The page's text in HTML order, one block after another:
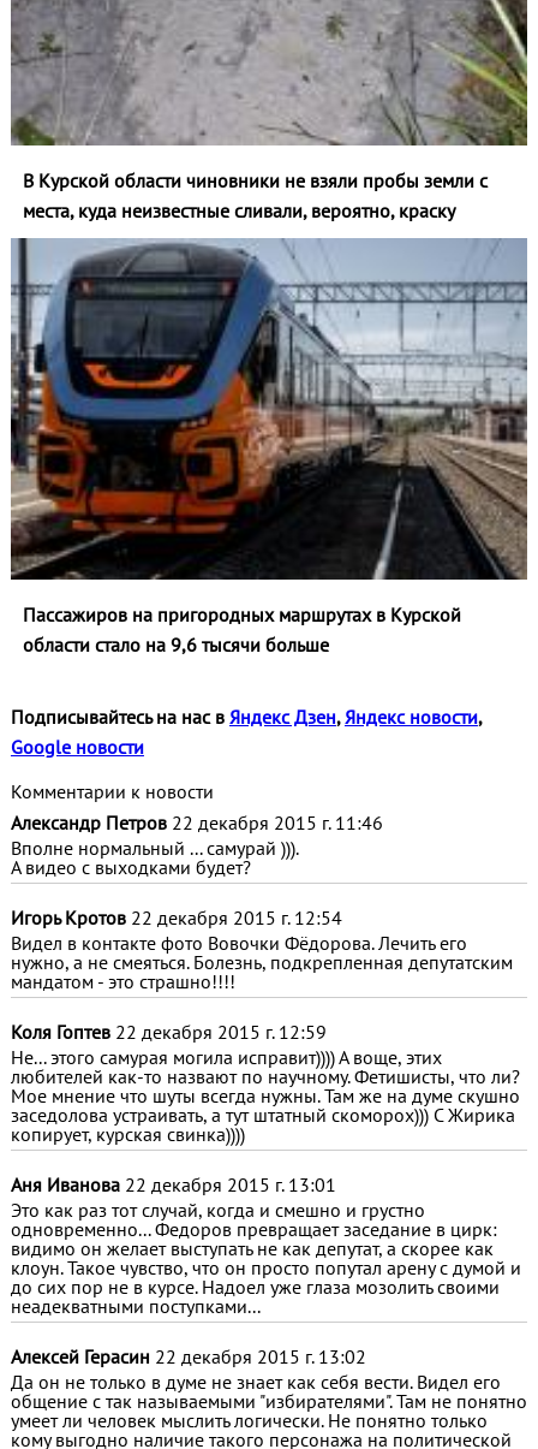
В Курской области чиновники не взяли пробы земли с
места, куда неизвестные сливали, вероятно, краску
Пассажиров на пригородных маршрутах в Курской
области стало на 9,6 тысячи больше
Подписывайтесь на нас в Яндекс Дзен, Яндекс новости,
Google новости
Комментарии к новости
Александр Петров 22 декабря 2015 г. 11:46
Вполне нормальный ... самурай ))).
А видео с выходками будет?
Игорь Кротов 22 декабря 2015 г. 12:54
Видел в контакте фото Вовочки Фёдорова. Лечить его
нужно, а не смеяться. Болезнь, подкрепленная депутатским
мандатом - это страшно!!!!
Коля Гоптев 22 декабря 2015 г. 12:59
Не... этого самурая могила исправит)))) А воще, этих
любителей как-то назвают по научному. Фетишисты, что ли?
Мое мнение что шуты всегда нужны. Там же на думе скушно
заседолова устраивать, а тут штатный скоморох))) С Жирика
копирует, курская свинка))))
Аня Иванова 22 декабря 2015 г. 13:01
Это как раз тот случай, когда и смешно и грустно
одновременно... Федоров превращает заседание в цирк:
видимо он желает выступать не как депутат, а скорее как
клоун. Такое чувство, что он просто попутал арену с думой и
до сих пор не в курсе. Надоел уже глаза мозолить своими
неадекватными поступками...
Алексей Герасин 22 декабря 2015 г. 13:02
Да он не только в думе не знает как себя вести. Видел его
общение с так называемыми "избирателями". Там не понятно
умеет ли человек мыслить логически. Не понятно только
кому выгодно наличие такого персонажа на политической